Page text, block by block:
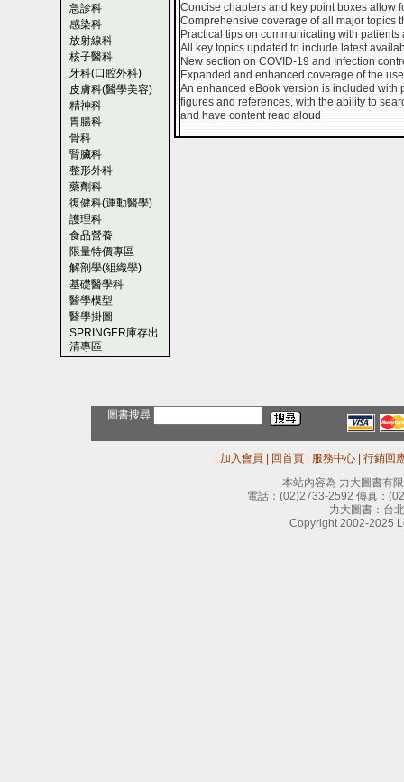
急診科
感染科
放射線科
核子醫科
牙科(口腔外科)
皮膚科(醫學美容)
精神科
胃腸科
骨科
腎臟科
整形外科
藥劑科
復健科(運動醫學)
護理科
食品營養
限量特價專區
解剖學(組織學)
基礎醫學科
醫學模型
醫學掛圖
SPRINGER庫存出
清專區
Concise chapters and key point boxes allow
Comprehensive coverage of all major topics
Practical tips on communicating with patients
All key topics updated to include latest
New section on COVID-19 and Infection
Expanded and enhanced coverage of the
An enhanced eBook version is included with
figures and references, with the ability to
and have content read aloud
圖書搜尋
加入會員 回首頁 服務中心
行銷回
本站內容為 力大圖書有
電話： (02)2733-2592 傳真：
力大圖書：台
Copyright 2002-2025